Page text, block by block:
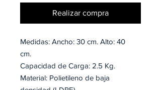
Realizar compra
Medidas: Ancho: 30 cm. Alto: 40
cm.
Capacidad de Carga: 2.5 Kg.
Material: Polietileno de baja